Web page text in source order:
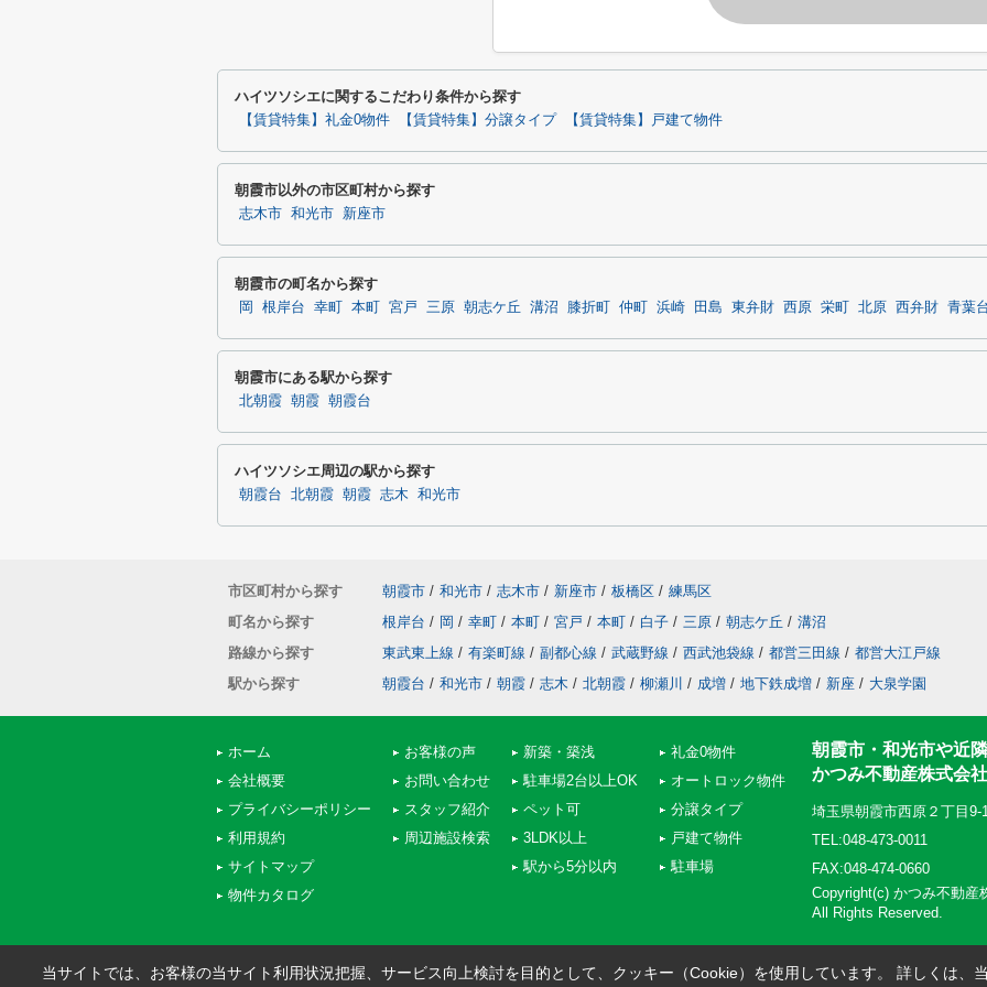
ハイツソシエに関するこだわり条件から探す
【賃貸特集】礼金0物件 【賃貸特集】分譲タイプ 【賃貸特集】戸建て物件
朝霞市以外の市区町村から探す
志木市 和光市 新座市
朝霞市の町名から探す
岡 根岸台 幸町 本町 宮戸 三原 朝志ケ丘 溝沼 膝折町 仲町 浜崎 田島 東弁財 西原 栄町 北原 西弁財 青葉
朝霞市にある駅から探す
北朝霞 朝霞 朝霞台
ハイツソシエ周辺の駅から探す
朝霞台 北朝霞 朝霞 志木 和光市
市区町村から探す 朝霞市 / 和光市 / 志木市 / 新座市 / 板橋区 / 練馬区
町名から探す
根岸台 / 岡 / 幸町 / 本町 / 宮戸 / 本町 / 白子 / 三原 / 朝志ケ丘 / 溝沼
路線から探す
東武東上線 / 有楽町線 / 副都心線 / 武蔵野線 / 西武池袋線 / 都営三田線 / 都営大江戸線
駅から探す
朝霞台 / 和光市 / 朝霞 / 志木 / 北朝霞 / 柳瀬川 / 成増 / 地下鉄成増 / 新座 / 大泉学園
ホーム
会社概要
プライバシーポリシー
利用規約
サイトマップ
物件カタログ
お客様の声
お問い合わせ
スタッフ紹介
周辺施設検索
新築・築浅
駐車場2台以上OK
ペット可
3LDK以上
駅から5分以内
礼金0物件
オートロック物件
分譲タイプ
戸建て物件
駐車場
朝霞市・和光市や近
かつみ不動産株式会社
埼玉県朝霞市西原２丁目
TEL:048-473-0011
FAX:048-474-0660
Copyright(c) かつみ不動産
All Rights Reserved.
当サイトでは、お客様の当サイト利用状況把握、サービス向上検討を目的として、クッキー（Cookie）を使用しています。 詳しくは、